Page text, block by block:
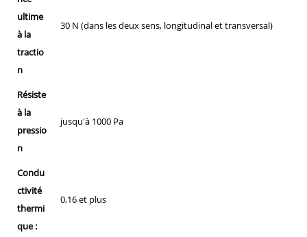
ultime
à la
tractio
n
30 N (dans les deux sens, longitudinal et transversal)
Résiste
à la
pressio
n
jusqu'à 1000 Pa
Condu
ctivité
thermi
que :
0,16 et plus